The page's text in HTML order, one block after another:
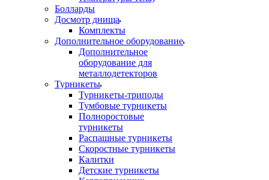
Болларды
Досмотр днища
Комплекты
Дополнительное оборудование
Дополнительное
оборудование для
металлодетекторов
Турникеты
Турникеты-триподы
Тумбовые турникеты
Полноростовые
турникеты
Распашные турникеты
Скоростные турникеты
Калитки
Детские турникеты